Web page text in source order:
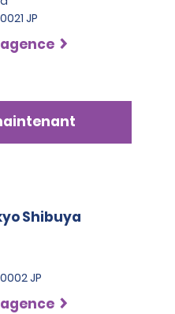
JP
Shibuya
JP